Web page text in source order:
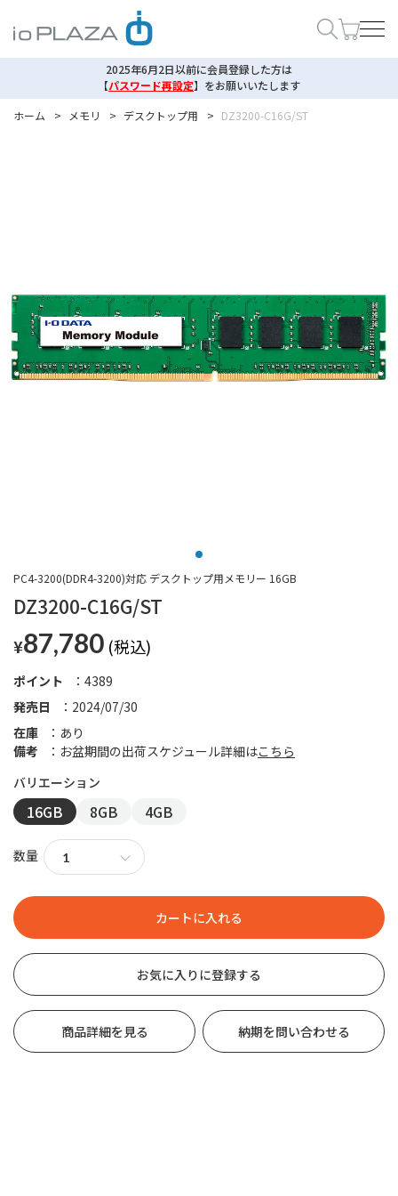
2025年6月2日以前に会員登録した方は
【パスワード再設定】 をお願いいたします
ホーム
> メモリ > デスクトップ用 > DZ3200-C16G/ST
DZ3200-C16G/ST
PC4-3200(DDR4-3200)対応 デスクトップ用メモリー 16GB
¥87,780
発売日 2024/07/30
ポイント 4389
在庫
あり
備考
お盆期間の出荷スケジュール詳細はこちら
16GB 8GB 4GB
数量
お気に入りに登録する
商品詳細を見る 納期を問い合わせる